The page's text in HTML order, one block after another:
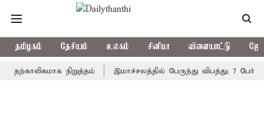
தமிழகம் தேசியம் உலகம் சினிமா விளையாட்டு
நிறுத்தம் இமாச்சலத்தில் பேருந்து விபத்து; 7 பேர் பலி -